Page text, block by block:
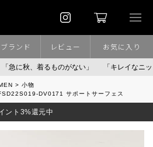
着るものがない」 「キレイなニット」 ポ
ブランド レビュー お気に入り
小物
DV0171 サポートサーフェス
ント3%還元中